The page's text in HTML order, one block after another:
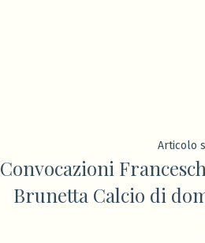
Articolo
Convocazioni
Brunetta Calcio di